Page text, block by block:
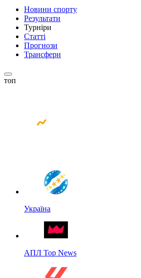
Новини спорту
Результати
Турніри
Статті
Прогнози
Трансфери
топ
Україна
АПЛ Top News